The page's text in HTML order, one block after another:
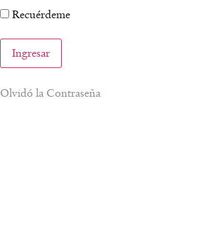
Recuérdeme
Olvidó la Contraseña